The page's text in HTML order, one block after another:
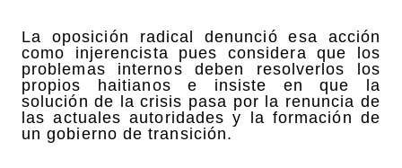
La oposición radical denunció esa acción
como injerencista pues considera que los
problemas internos deben resolverlos los
propios haitianos e insiste en que la
solución de la crisis pasa por la renuncia de
las actuales autoridades y la formación de
un gobierno de transición.